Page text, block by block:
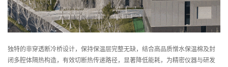
独特的非穿透断冷桥设计，保持保温层完整无缺，结合高品质憎水保温棉及封
闭多腔体隔热构造，有效切断热传递路径，显著降低能耗，为精密仪器与研发